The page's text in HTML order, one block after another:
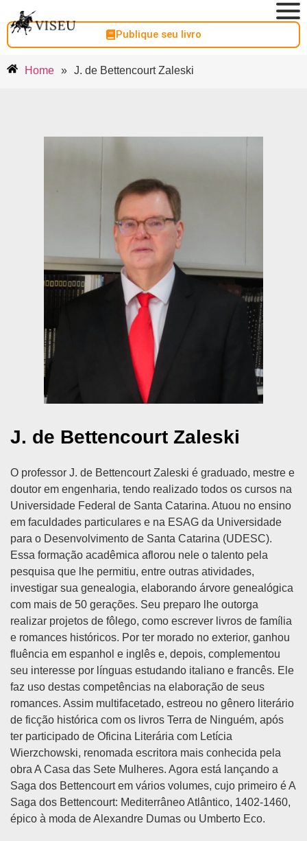
Publique seu livro
Home » J. de Bettencourt Zaleski
J. de Bettencourt Zaleski
O professor J. de Bettencourt Zaleski é graduado, mestre e
doutor em engenharia, tendo realizado todos os cursos na
Universidade Federal de Santa Catarina. Atuou no ensino
em faculdades particulares e na ESAG da Universidade
para o Desenvolvimento de Santa Catarina (UDESC).
Essa formação acadêmica aflorou nele o talento pela
pesquisa que lhe permitiu, entre outras atividades,
investigar sua genealogia, elaborando árvore genealógica
com mais de 50 gerações. Seu preparo lhe outorga
realizar projetos de fôlego, como escrever livros de família
e romances históricos. Por ter morado no exterior, ganhou
fluência em espanhol e inglês e, depois, complementou
seu interesse por línguas estudando italiano e francês. Ele
faz uso destas competências na elaboração de seus
romances. Assim multifacetado, estreou no gênero literário
de ficção histórica com os livros Terra de Ninguém, após
ter participado de Oficina Literária com Letícia
Wierzchowski, renomada escritora mais conhecida pela
obra A Casa das Sete Mulheres. Agora está lançando a
Saga dos Bettencourt em vários volumes, cujo primeiro é A
Saga dos Bettencourt: Mediterrâneo Atlântico, 1402-1460,
épico à moda de Alexandre Dumas ou Umberto Eco.